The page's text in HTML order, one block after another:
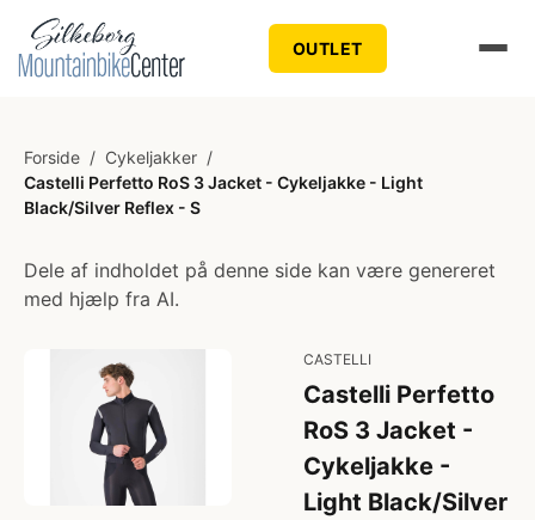
OUTLET
Forside / Cykeljakker /
Castelli Perfetto RoS 3 Jacket - Cykeljakke - Light
Black/Silver Reflex - S
Dele af indholdet på denne side kan være genereret
med hjælp fra AI.
CASTELLI
Castelli Perfetto
RoS 3 Jacket -
Cykeljakke -
Light Black/Silver